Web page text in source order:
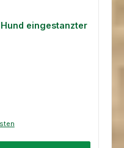
eingestanzter